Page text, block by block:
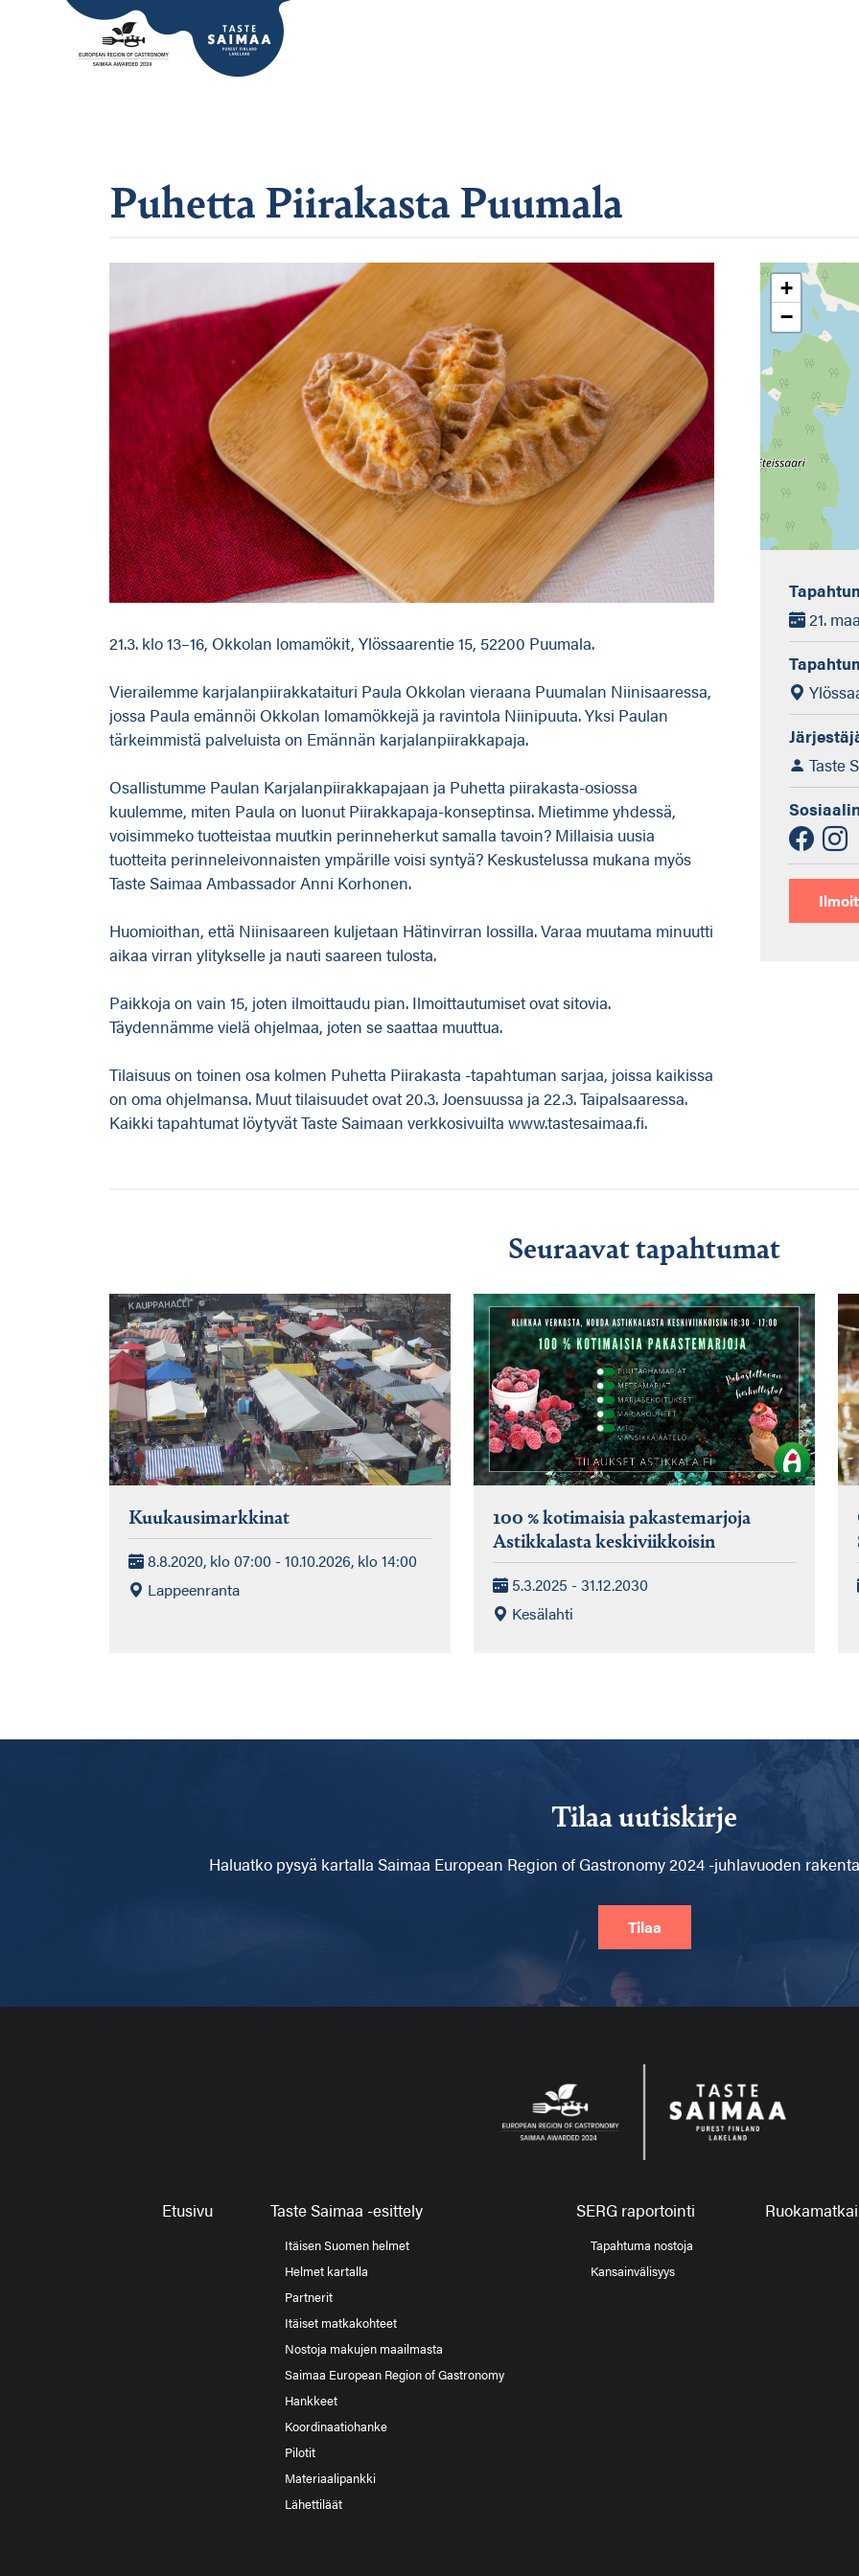
Puhetta Piirakasta Puumala
21.3. klo 13–16, Okkolan lomamökit, Ylössaarentie 15, 52200 Puumala.
Vierailemme karjalanpiirakkataituri Paula Okkolan vieraana Puumalan Niinisaaressa,
jossa Paula emännöi Okkolan lomamökkejä ja ravintola Niinipuuta. Yksi Paulan
tärkeimmistä palveluista on Emännän karjalanpiirakkapaja.
Osallistumme Paulan Karjalanpiirakkapajaan ja Puhetta piirakasta-osiossa
kuulemme, miten Paula on luonut Piirakkapaja-konseptinsa. Mietimme yhdessä,
voisimmeko tuotteistaa muutkin perinneherkut samalla tavoin? Millaisia uusia
tuotteita perinneleivonnaisten ympärille voisi syntyä? Keskustelussa mukana myös
Taste Saimaa Ambassador Anni Korhonen.
Huomioithan, että Niinisaareen kuljetaan Hätinvirran lossilla. Varaa muutama minuutti
aikaa virran ylitykselle ja nauti saareen tulosta.
Paikkoja on vain 15, joten ilmoittaudu pian. Ilmoittautumiset ovat sitovia.
Täydennämme vielä ohjelmaa, joten se saattaa muuttua.
Tilaisuus on toinen osa kolmen Puhetta Piirakasta -tapahtuman sarjaa, joissa kaikissa
on oma ohjelmansa. Muut tilaisuudet ovat 20.3. Joensuussa ja 22.3. Taipalsaaressa.
Kaikki tapahtumat löytyvät Taste Saimaan verkkosivuilta www.tastesaimaa.fi.
+
−
21.
Taste
Seuraavat tapahtumat
Kuukausimarkkinat
8.8.2020, klo 07:00 - 10.10.2026, klo 14:00
Lappeenranta
100 % kotimaisia pakastemarjoja
Astikkalasta keskiviikkoisin
5.3.2025 - 31.12.2030
Kesälahti
Tilaa uutiskirje
Haluatko pysyä kartalla Saimaa European Region of Gastronomy 2024 -juhlavuoden
Tilaa
Etusivu Taste Saimaa -esittely
Itäisen Suomen helmet
Helmet kartalla
Partnerit
Itäiset matkakohteet
Nostoja makujen maailmasta
Saimaa European Region of Gastronomy
Hankkeet
Koordinaatiohanke
Pilotit
Materiaalipankki
Lähettiläät
SERG raportointi
Tapahtuma nostoja
Kansainvälisyys